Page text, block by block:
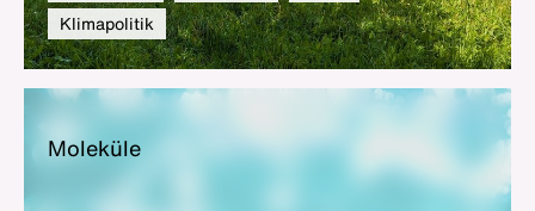
Klimapolitik
Mo­le­kü­le